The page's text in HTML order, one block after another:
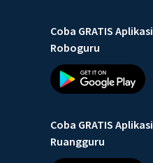
Coba GRATIS Aplikasi
Roboguru
Coba GRATIS Aplikasi
Ruangguru